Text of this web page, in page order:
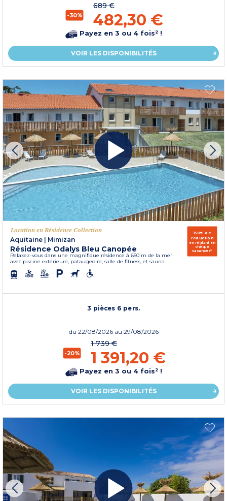
-30%
689 €
482,30 €
Payez en 3 ou 4 fois² !
VOIR LES DISPONIBILITÉS
Location en Résidence Collection
Aquitaine
Mimizan
Résidence Odalys Bleu Canopée
Relaxez-vous dans une magnifique résidence à 650 m de la mer
avec piscine extérieure, pataugeoire, salle de fitness, et sauna.
150€ de
réduction
en réglant en
chèque
vacances*
3 pièces 6 pers.
du 22/08/2026 au 29/08/2026
-20%
1 739 €
1 391,20 €
Payez en 3 ou 4 fois² !
VOIR LES DISPONIBILITÉS